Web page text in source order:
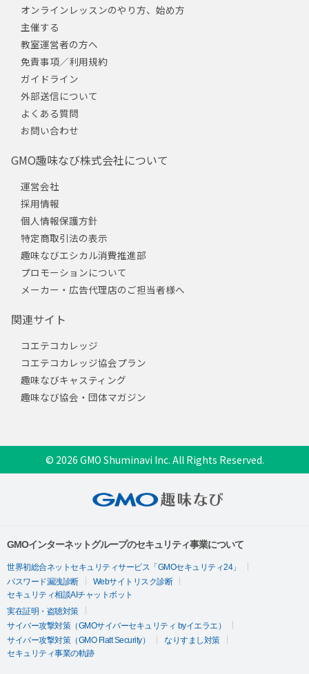
オンラインレッスンのやり方、始め方
主催する
教室運営者の方へ
免責事項／利用規約
ガイドライン
外部送信について
よくある質問
お問い合わせ
GMO趣味なび株式会社について
運営会社
採用情報
個人情報保護方針
特定商取引法の表示
趣味なびエシカル消費推進部
プロモーションについて
メーカー・広告代理店のご担当者様へ
関連サイト
コエテコカレッジ
コエテコカレッジ協会プラン
趣味なびキャスティング
趣味なび協会・団体マガジン
© 2026 GMO Shuminavi Inc. All Rights Reserved.